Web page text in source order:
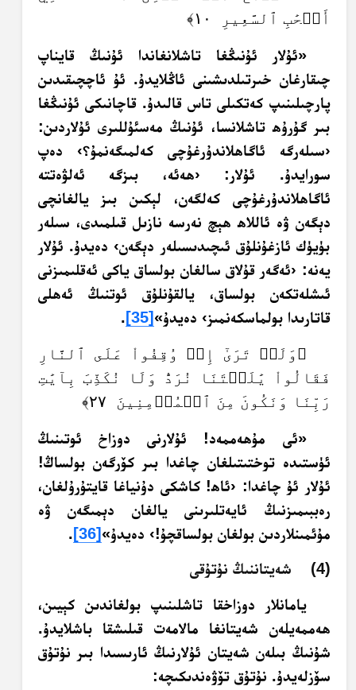
أَصۡحَٰبِ ٱلسَّعِيرِ ١٠﴾
«ئۇلار ئۇنىڭغا تاشلانغاندا ئۇنىڭ قايناپ
چىقارغان خىرتىلدىشىنى ئاڭلايدۇ. ئۇ ئاچچىقىدىن
پارچىلىنىپ كەتكىلى تاس قالىدۇ. قاچانىكى ئۇنىڭغا
بىر گۇرۇھ تاشلانسا، ئۇنىڭ مەسئۇللىرى ئۇلاردىن:
‹سىلەرگە ئاگاھلاندۇرغۇچى كەلمىگەنمۇ؟› دەپ
سورايدۇ. ئۇلار: ‹ھەئە، بىزگە ئەلۋەتتە
ئاگاھلاندۇرغۇچى كەلگەن، لېكىن بىز يالغانچى
دېگەن ۋە ئاللاھ ھېچ نەرسە نازىل قىلمىدى، سىلەر
بۈيۈك ئازغۇنلۇق ئىچىدىسىلەر دېگەن› دەيدۇ. ئۇلار
يەنە: ‹ئەگەر قۇلاق سالغان بولساق ياكى ئەقلىمىزنى
ئىشلەتكەن بولساق، يالقۇنلۇق ئوتنىڭ ئەھلى
قاتارىدا بولماسكەنمىز› دەيدۇ» [35]
.
﴿وَلَوۡ تَرَىٰٓ إِذۡ وُقِفُواْ عَلَى ٱلنَّارِ
فَقَالُواْ يَٰلَيۡتَنَا نُرَدُّ وَلَا نُكَذِّبَ بِآيَٰتِ
رَبِّنَا وَنَكُونَ مِنَ ٱلۡمُؤۡمِنِينَ ٢٧﴾
«ئى مۇھەممەد! ئۇلارنى دوزاخ ئوتىنىڭ
ئۈستىدە توختىتىلغان چاغدا بىر كۆرگەن بولساڭ!
ئۇلار ئۇ چاغدا: ‹ئاھ! كاشكى دۇنياغا قايتۇرۇلغان،
رەببىمىزنىڭ ئايەتلىرىنى يالغان دېمىگەن ۋە
مۇئمىنلاردىن بولغان بولساقچۇ!› دەيدۇ» [36]
.
(4) شەيتاننىڭ نۇتۇقى
يامانلار دوزاخقا تاشلىنىپ بولغاندىن كېيىن،
ھەممەيلەن شەيتانغا مالامەت قىلىشقا باشلايدۇ.
شۇنىڭ بىلەن شەيتان ئۇلارنىڭ ئارىسىدا بىر نۇتۇق
سۆزلەيدۇ. نۇتۇق تۆۋەندىكىچە: